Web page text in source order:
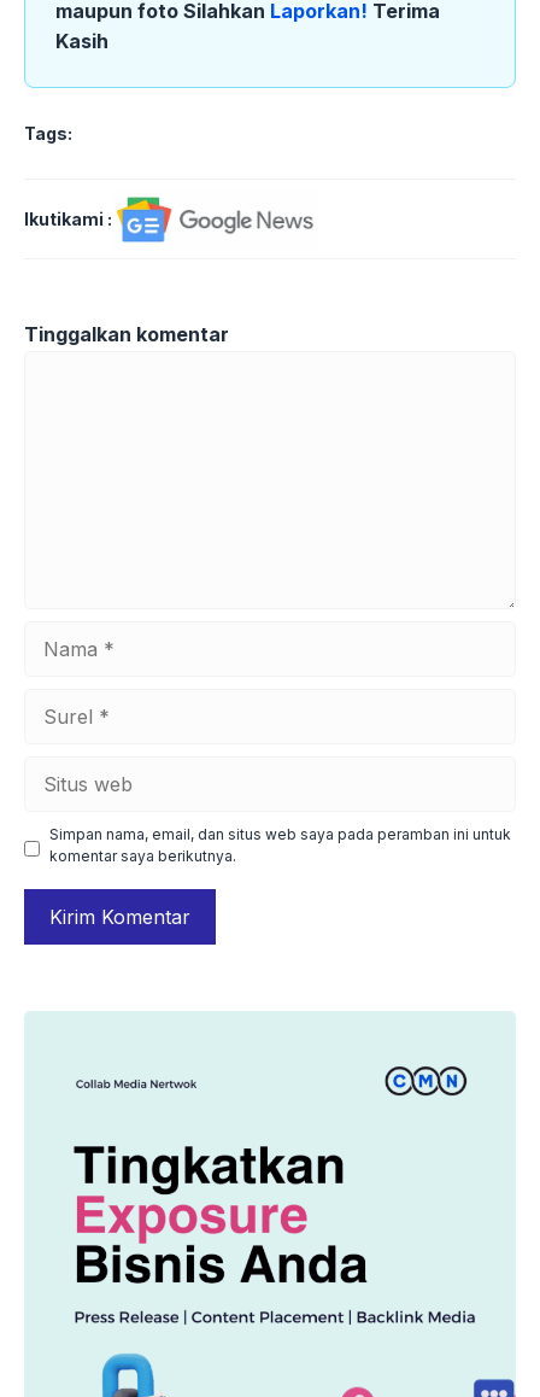
maupun foto Silahkan Laporkan! Terima
Kasih
Tags:
Ikutikami :
Tinggalkan komentar
web
Simpan nama, email, dan situs web saya pada peramban ini untuk
komentar saya berikutnya.